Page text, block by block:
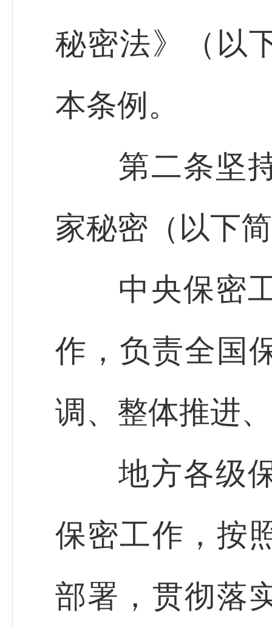
秘密法》（以
本条例。
第二条坚持
家秘密（以下
中央保密工
作，负责全国
调、整体推进
地方各级保
保密工作，按
部署，贯彻落